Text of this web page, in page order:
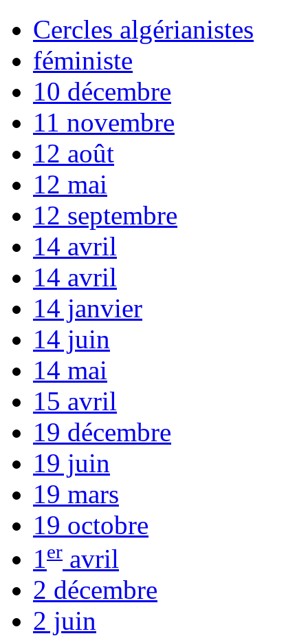
Cercles algérianistes
féministe
10 décembre
11 novembre
12 août
12 mai
12 septembre
14 avril
14 avril
14 janvier
14 juin
14 mai
15 avril
19 décembre
19 juin
19 mars
19 octobre
1er avril
2 décembre
2 juin